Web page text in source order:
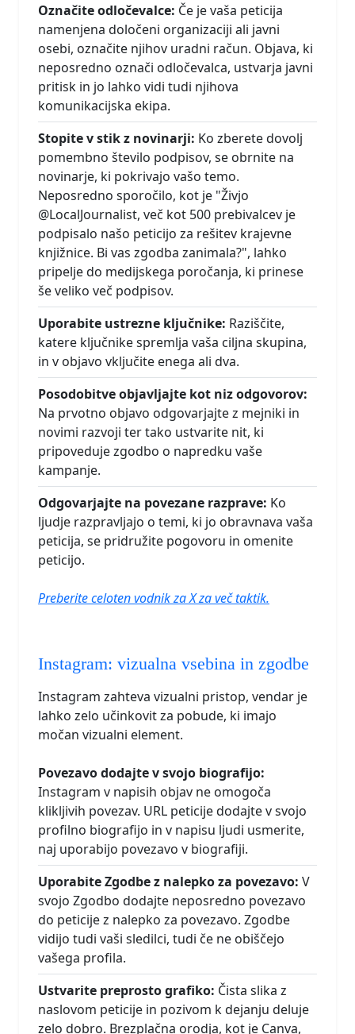
Označite odločevalce: Če je vaša peticija
namenjena določeni organizaciji ali javni
osebi, označite njihov uradni račun. Objava, ki
neposredno označi odločevalca, ustvarja javni
pritisk in jo lahko vidi tudi njihova
komunikacijska ekipa.
Stopite v stik z novinarji: Ko zberete dovolj
pomembno število podpisov, se obrnite na
novinarje, ki pokrivajo vašo temo.
Neposredno sporočilo, kot je "Živjo
@LocalJournalist, več kot 500 prebivalcev je
podpisalo našo peticijo za rešitev krajevne
knjižnice. Bi vas zgodba zanimala?", lahko
pripelje do medijskega poročanja, ki prinese
še veliko več podpisov.
Uporabite ustrezne ključnike: Raziščite,
katere ključnike spremlja vaša ciljna skupina,
in v objavo vključite enega ali dva.
Posodobitve objavljajte kot niz odgovorov:
Na prvotno objavo odgovarjajte z mejniki in
novimi razvoji ter tako ustvarite nit, ki
pripoveduje zgodbo o napredku vaše
kampanje.
Odgovarjajte na povezane razprave: Ko
ljudje razpravljajo o temi, ki jo obravnava vaša
peticija, se pridružite pogovoru in omenite
peticijo.
Preberite celoten vodnik za X za več taktik.
Instagram: vizualna vsebina in zgodbe
Instagram zahteva vizualni pristop, vendar je
lahko zelo učinkovit za pobude, ki imajo
močan vizualni element.
Povezavo dodajte v svojo biografijo:
Instagram v napisih objav ne omogoča
klikljivih povezav. URL peticije dodajte v svojo
profilno biografijo in v napisu ljudi usmerite,
naj uporabijo povezavo v biografiji.
Uporabite Zgodbe z nalepko za povezavo: V
svojo Zgodbo dodajte neposredno povezavo
do peticije z nalepko za povezavo. Zgodbe
vidijo tudi vaši sledilci, tudi če ne obiščejo
vašega profila.
Ustvarite preprosto grafiko: Čista slika z
naslovom peticije in pozivom k dejanju deluje
zelo dobro. Brezplačna orodja, kot je Canva,